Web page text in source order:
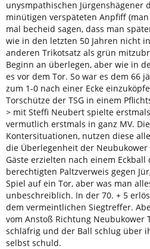
unysmpathischen Jürgenshägener
minütigen verspäteten Anpfiff
mal becheid sagen, dass man
wie in den letzten 50 Jahren nicht
anderen Trikotsatz als grün
Beginn an überlegen, aber wie in
es vor dem Tor. So war es dem 66
zum 1-0 nach einer Ecke
Torschütze der TSG in einem
> mit Steffi Neubert spielte
vermutlich erstmals in ganz MV.
Kontersituationen, nutzen diese
die Überlegenheit der
Gäste erzielten nach einem Eckball
berechtigten Paltzverweis gegen
Spiel auf ein Tor, aber was man
unbeschreiblich. In der 70. + 5
dem vermeintlichen Siegtreffer.
vom Anstoß Richtung Neubukower
schläfrig und der Ball schlug über
selbst schuld.